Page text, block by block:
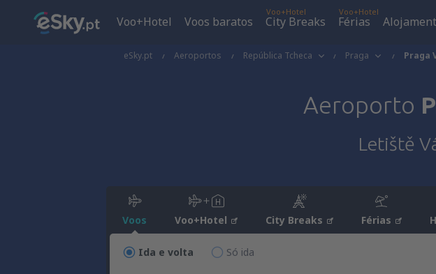
Voo+Hotel Voos baratos
Voo+Hotel
City Breaks
Voo+Hotel
Férias
eSky.pt Aeroportos República Tcheca Praga Praga
Aeroporto
Letiště
Voos Voo+Hotel City Breaks Férias
Ida e volta Só ida